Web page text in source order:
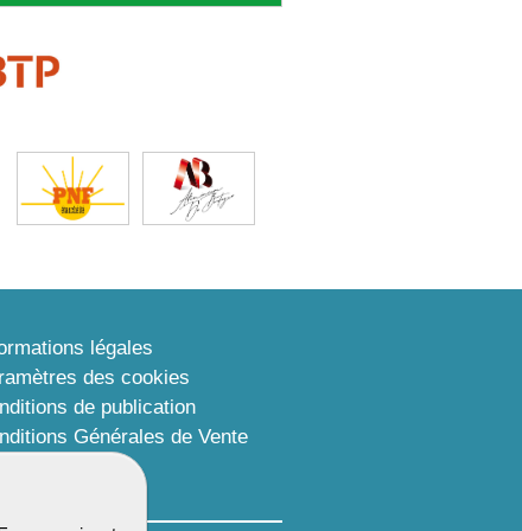
légales
des cookies
de publication
Générales de Vente